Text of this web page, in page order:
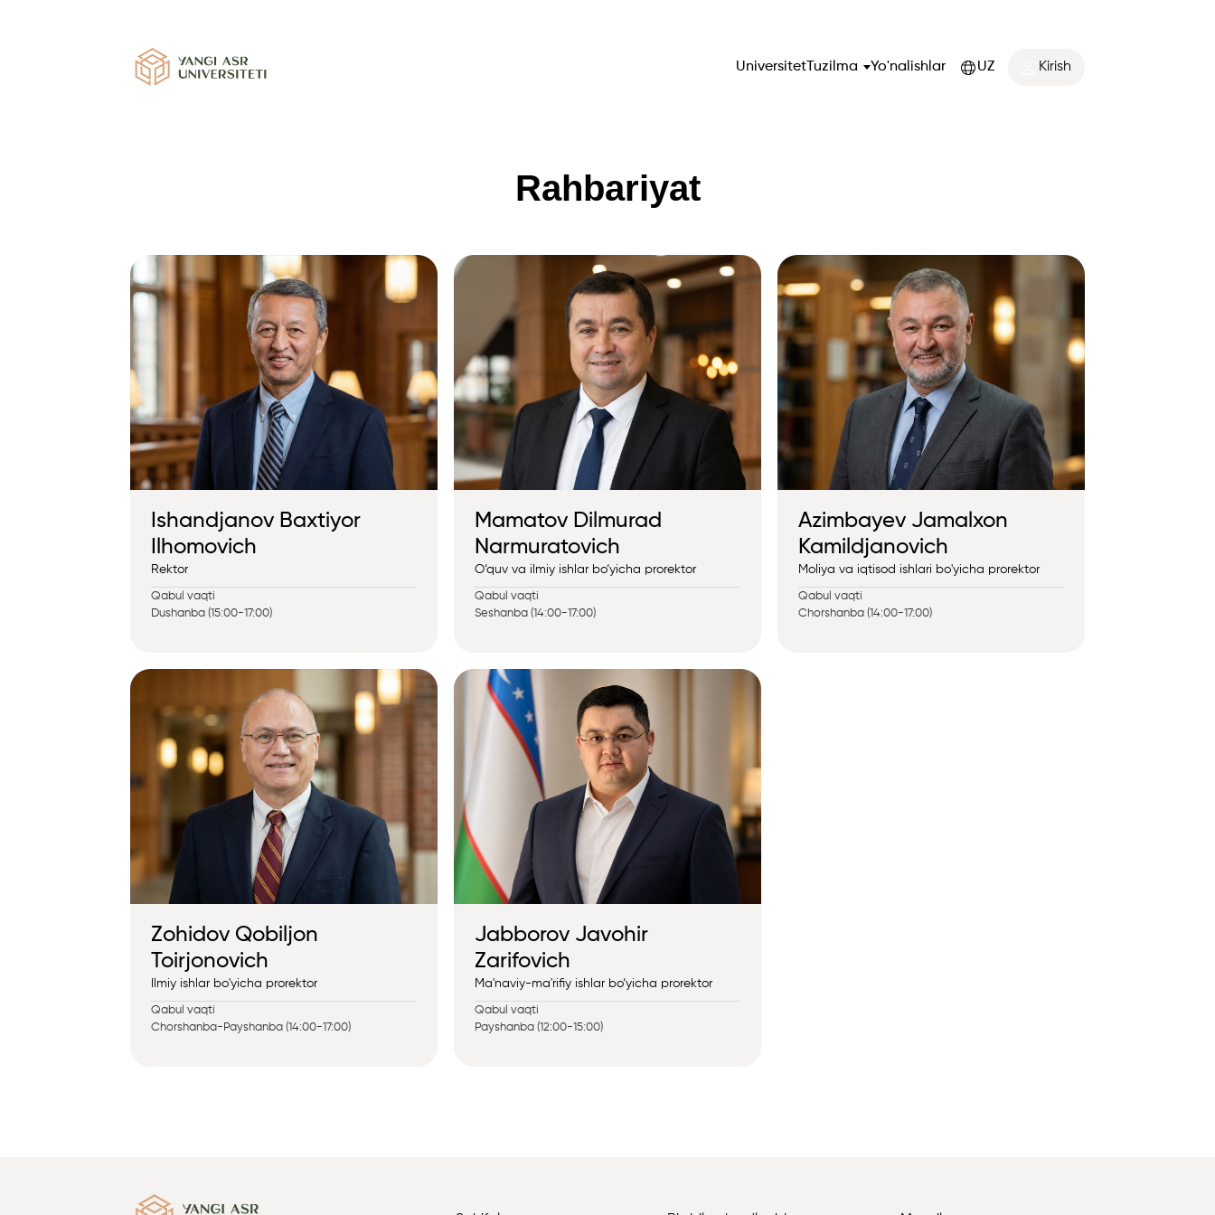
Universitet Tuzilma Yo'nalishlar UZ Kirish
Rahbariyat
Ishandjanov Baxtiyor
Ilhomovich
Rektor
Qabul vaqti
Dushanba (15:00-17:00)
Mamatov Dilmurad
Narmuratovich
O‘quv va ilmiy ishlar bo‘yicha prorektor
Qabul vaqti
Seshanba (14:00-17:00)
Azimbayev Jamalxon
Kamildjanovich
Moliya va iqtisod ishlari bo'yicha prorektor
Qabul vaqti
Chorshanba (14:00-17:00)
Zohidov Qobiljon
Toirjonovich
Ilmiy ishlar bo'yicha prorektor
Qabul vaqti
Chorshanba-Payshanba (14:00-17:00)
Jabborov Javohir
Zarifovich
Ma'naviy-ma'rifiy ishlar bo‘yicha prorektor
Qabul vaqti
Payshanba (12:00-15:00)